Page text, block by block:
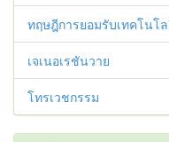
ทฤษฎีการยอมรับเทคโนโ
เจเนอเรชันวาย
โทรเวชกรรม